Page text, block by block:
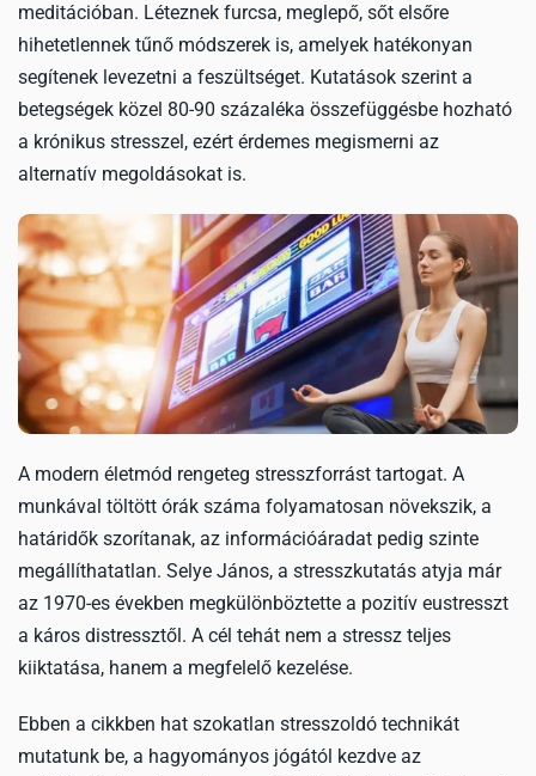
meditációban. Léteznek furcsa, meglepő, sőt elsőre
hihetetlennek tűnő módszerek is, amelyek hatékonyan
segítenek levezetni a feszültséget. Kutatások szerint a
betegségek közel 80-90 százaléka összefüggésbe hozható
a krónikus stresszel, ezért érdemes megismerni az
alternatív megoldásokat is.
A modern életmód rengeteg stresszforrást tartogat. A
munkával töltött órák száma folyamatosan növekszik, a
határidők szorítanak, az információáradat pedig szinte
megállíthatatlan. Selye János, a stresszkutatás atyja már
az 1970-es években megkülönböztette a pozitív eustresszt
a káros distressztől. A cél tehát nem a stressz teljes
kiiktatása, hanem a megfelelő kezelése.
Ebben a cikkben hat szokatlan stresszoldó technikát
mutatunk be, a hagyományos jógától kezdve az